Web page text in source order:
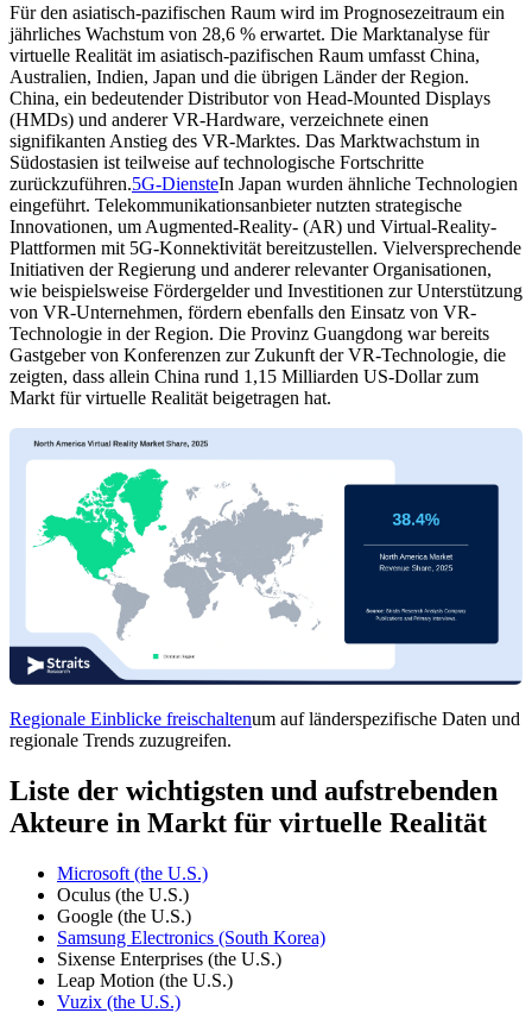
Für den asiatisch-pazifischen Raum wird im Prognosezeitraum ein
jährliches Wachstum von 28,6 % erwartet. Die Marktanalyse für
virtuelle Realität im asiatisch-pazifischen Raum umfasst China,
Australien, Indien, Japan und die übrigen Länder der Region.
China, ein bedeutender Distributor von Head-Mounted Displays
(HMDs) und anderer VR-Hardware, verzeichnete einen
signifikanten Anstieg des VR-Marktes. Das Marktwachstum in
Südostasien ist teilweise auf technologische Fortschritte
zurückzuführen.5G-DiensteIn Japan wurden ähnliche Technologien
eingeführt. Telekommunikationsanbieter nutzten strategische
Innovationen, um Augmented-Reality- (AR) und Virtual-Reality-
Plattformen mit 5G-Konnektivität bereitzustellen. Vielversprechende
Initiativen der Regierung und anderer relevanter Organisationen,
wie beispielsweise Fördergelder und Investitionen zur Unterstützung
von VR-Unternehmen, fördern ebenfalls den Einsatz von VR-
Technologie in der Region. Die Provinz Guangdong war bereits
Gastgeber von Konferenzen zur Zukunft der VR-Technologie, die
zeigten, dass allein China rund 1,15 Milliarden US-Dollar zum
Markt für virtuelle Realität beigetragen hat.
Regionale Einblicke freischaltenum auf länderspezifische Daten und
regionale Trends zuzugreifen.
Liste der wichtigsten und aufstrebenden
Akteure in Markt für virtuelle Realität
Microsoft (the U.S.)
Oculus (the U.S.)
Google (the U.S.)
Samsung Electronics (South Korea)
Sixense Enterprises (the U.S.)
Leap Motion (the U.S.)
Vuzix (the U.S.)